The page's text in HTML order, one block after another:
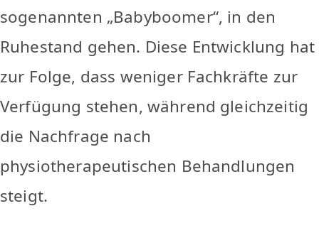
sogenannten „Babyboomer“, in den
Ruhestand gehen. Diese Entwicklung hat
zur Folge, dass weniger Fachkräfte zur
Verfügung stehen, während gleichzeitig
die Nachfrage nach
physiotherapeutischen Behandlungen
steigt.